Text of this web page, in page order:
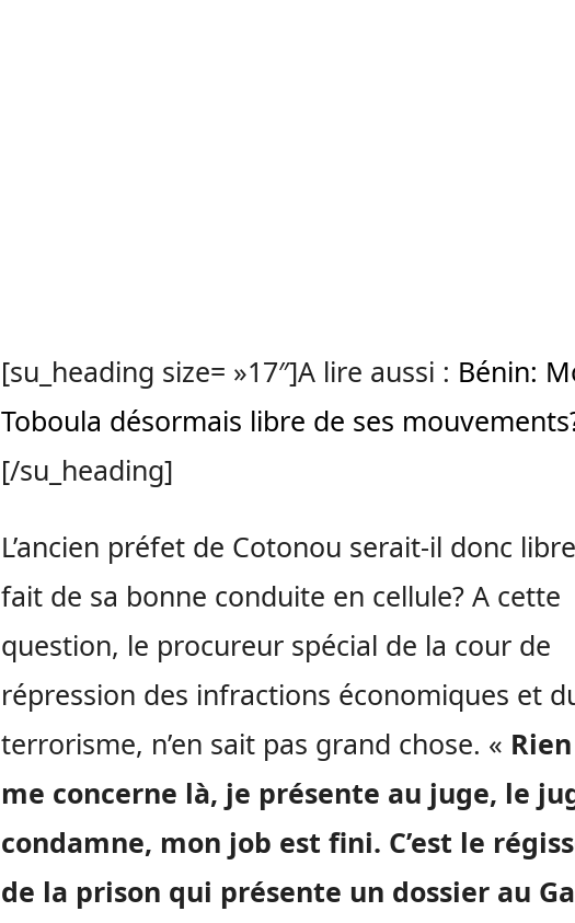
[su_heading size= »17″]A lire aussi : Bénin:
Toboula désormais libre de ses
[/su_heading]
L’ancien préfet de Cotonou serait-il donc
fait de sa bonne conduite en cellule? A cette
question, le procureur spécial de la cour de
répression des infractions économiques et
terrorisme, n’en sait pas grand chose. «
me concerne là, je présente au juge, le
condamne, mon job est fini. C’est le
de la prison qui présente un dossier au